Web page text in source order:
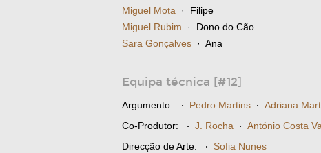
Miguel Mota · Filipe
Miguel Rubim · Dono do Cão
Sara Gonçalves · Ana
Equipa técnica [#12]
Argumento: · Pedro Martins · Adriana
Co-Produtor: · J. Rocha · António Costa
Direcção de Arte: · Sofia Nunes